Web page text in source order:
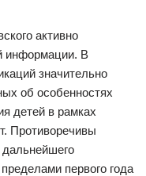
активно
информации. В
значительно
об особенностях
детей в рамках
Противоречивы
первого года